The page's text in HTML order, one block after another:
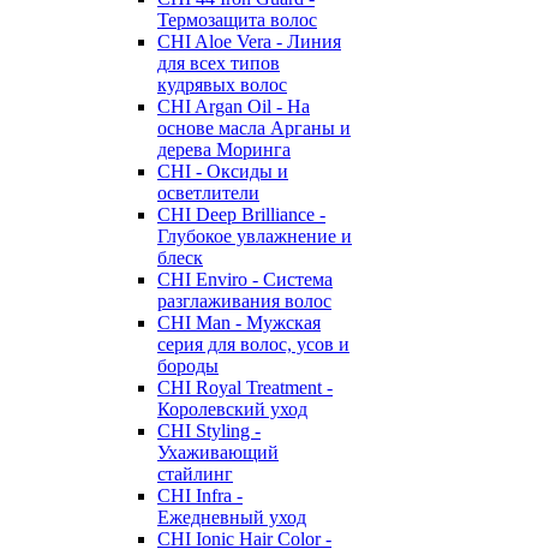
Термозащита волос
CHI Aloe Vera - Линия
для всех типов
кудрявых волос
CHI Argan Oil - На
основе масла Арганы и
дерева Моринга
CHI - Оксиды и
осветлители
CHI Deep Brilliance -
Глубокое увлажнение и
блеск
CHI Enviro - Система
разглаживания волос
CHI Man - Мужская
серия для волос, усов и
бороды
CHI Royal Treatment -
Королевский уход
CHI Styling -
Ухаживающий
стайлинг
CHI Infra -
Ежедневный уход
CHI Ionic Hair Color -